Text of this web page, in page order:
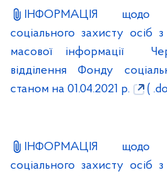
ІНФОРМАЦІЯ щодо
соціального захисту осіб
масової інформації
відділення Фонду
станом на 01.04.2021 р.
(
ІНФОРМАЦІЯ щодо
соціального захисту осіб